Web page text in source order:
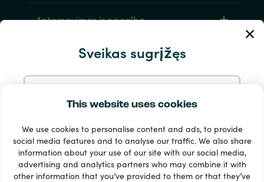
This website uses cookies
We use cookies to personalise content and ads, to provide
social media features and to analyse our traffic. We also share
information about your use of our site with our social media,
advertising and analytics partners who may combine it with
other information that you’ve provided to them or that they’ve
Sveikas sugrįžęs
Tęskite su Google
Tęsti su Facebook
Aptarnavimas ir pagalba
33 + mokėjimo metodai
Matyti viską